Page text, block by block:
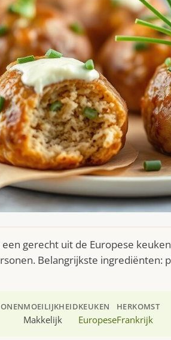
gerecht uit de Europese
Belangrijkste ingrediënten:
MOEILIJKHEID
Makkelijk
KEUKEN
Europese
HERKOMST
Frankrijk